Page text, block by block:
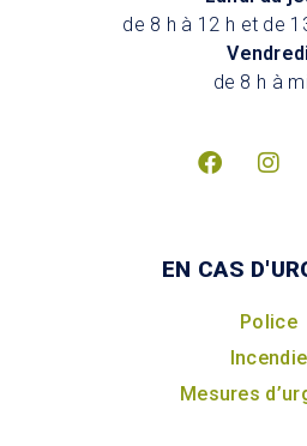
de 8 h à 12 h et de
Vendredi
de 8 h à
EN CAS
Police
Incendie
Mesures